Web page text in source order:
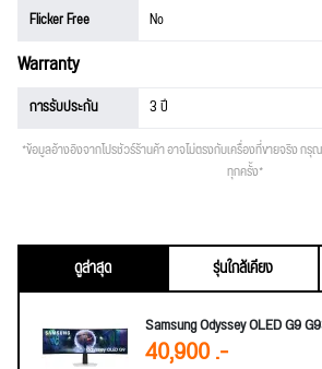
Flicker Free
No
Warranty
การรับประกัน 3 ปี
*ข้อมูลอ้างอิงจากโปรชัวร์ร้านค้า อาจไม่ตรงกับเครื่องที่ขายจริง ก
ทุกครั้ง*
ดูล่าสุด รุ่นใกล้เคียง
Samsung Odyssey OLED G9
40,900 .-